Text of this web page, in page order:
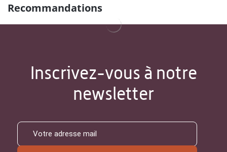
Recommandations
Inscrivez-vous à notre
newsletter